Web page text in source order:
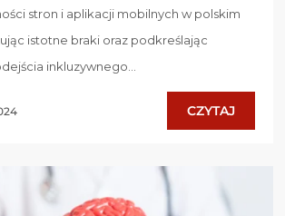
stron i aplikacji mobilnych w polskim
istotne braki oraz podkreślając
inkluzywnego...
CZYTAJ